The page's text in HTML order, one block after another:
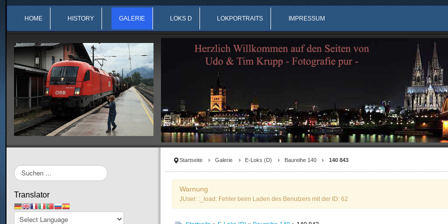
HOME HISTORY GALERIE LOKS D LOKPORTRAITS IMPRESSUM
Startseite Galerie E-Loks (D) Baureihe 140 140 843
Warnung
JUser: :_load: Fehler beim Laden des Benutzers mit der ID: 62
Suchen
...
Translator